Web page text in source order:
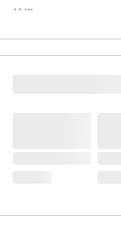
特徴